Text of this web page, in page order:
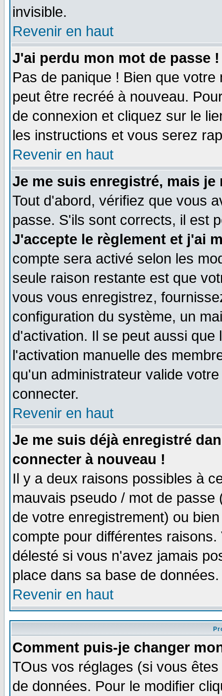
invisible.
Revenir en haut
J'ai perdu mon mot de passe !
Pas de panique ! Bien que
peut être recréé à nouveau.
de connexion et cliquez sur le
les instructions et vous serez
Revenir en haut
Je me suis enregistré, mais
Tout d'abord, vérifiez que vous
passe. S'ils sont corrects, il est
J'accepte le règlement et j'ai
compte sera activé selon les
seule raison restante est que
vous vous enregistrez,
configuration du système, un
d'activation. Il se peut aussi
l'activation manuelle des
qu'un administrateur valide
connecter.
Revenir en haut
Je me suis déjà enregistré
connecter à nouveau !
Il y a deux raisons possibles à
mauvais pseudo / mot de
de votre enregistrement) ou
compte pour différentes
délesté si vous n'avez jamais
place dans sa base de
Revenir en haut
Comment puis-je changer
TOus vos réglages (si vous
de données. Pour le modifier